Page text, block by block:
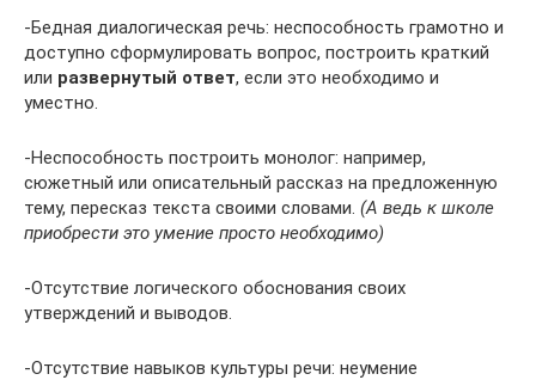
-Бедная диалогическая речь: неспособность грамотно и
доступно сформулировать вопрос, построить краткий
или развернутый ответ, если это необходимо и
уместно.
-Неспособность построить монолог: например,
сюжетный или описательный рассказ на предложенную
тему, пересказ текста своими словами. (А ведь к школе
приобрести это умение просто необходимо)
-Отсутствие логического обоснования своих
утверждений и выводов.
-Отсутствие навыков культуры речи: неумение